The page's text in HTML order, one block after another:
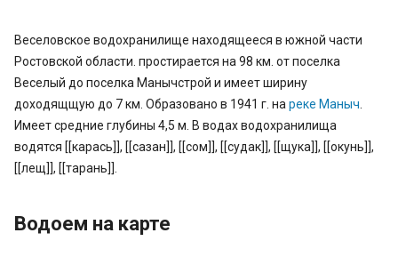
Веселовское водохранилище находящееся в южной части
Ростовской области. простирается на 98 км. от поселка
Веселый до поселка Манычстрой и имеет ширину
доходящщую до 7 км. Образовано в 1941 г. на реке Маныч
Имеет средние глубины 4,5 м. В водах водохранилища
водятся [[карась]], [[сазан]], [[сом]], [[судак]], [[щука]], [[окунь]],
[[лещ]], [[тарань]].
Водоем на карте